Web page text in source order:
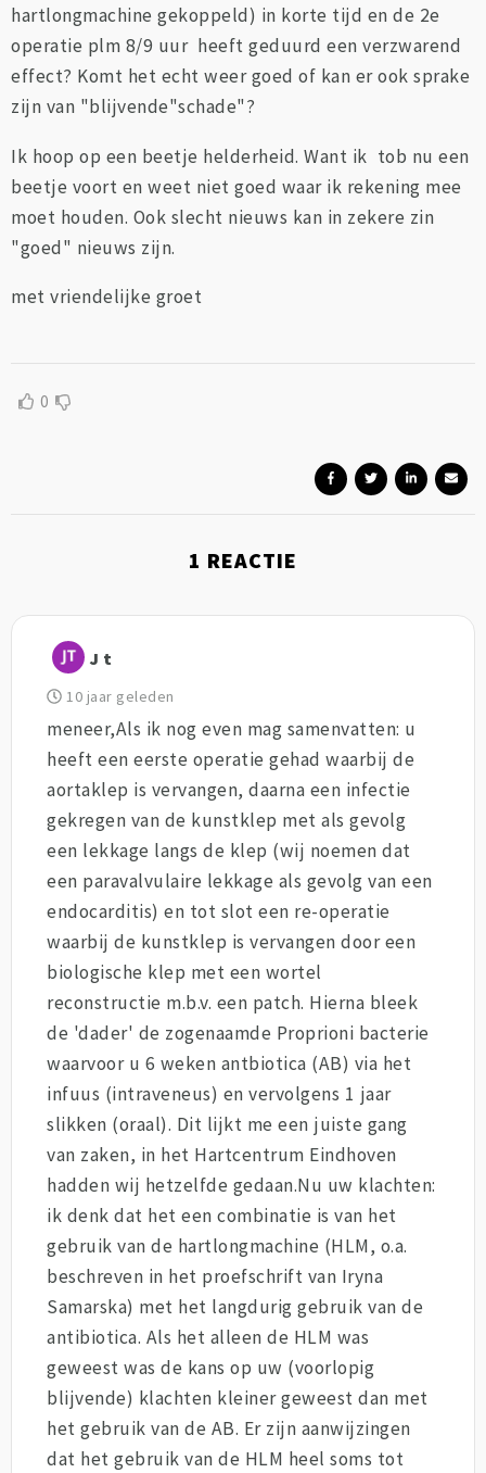
hartlongmachine gekoppeld) in korte tijd en de 2e
operatie plm 8/9 uur heeft geduurd een verzwarend
effect? Komt het echt weer goed of kan er ook sprake
zijn van "blijvende"schade"?
Ik hoop op een beetje helderheid. Want ik tob nu een
beetje voort en weet niet goed waar ik rekening mee
moet houden. Ook slecht nieuws kan in zekere zin
"goed" nieuws zijn.
met vriendelijke groet
0
1 REACTIE
J t
10 jaar geleden
meneer,Als ik nog even mag samenvatten: u
heeft een eerste operatie gehad waarbij de
aortaklep is vervangen, daarna een infectie
gekregen van de kunstklep met als gevolg
een lekkage langs de klep (wij noemen dat
een paravalvulaire lekkage als gevolg van een
endocarditis) en tot slot een re-operatie
waarbij de kunstklep is vervangen door een
biologische klep met een wortel
reconstructie m.b.v. een patch. Hierna bleek
de 'dader' de zogenaamde Proprioni bacterie
waarvoor u 6 weken antbiotica (AB) via het
infuus (intraveneus) en vervolgens 1 jaar
slikken (oraal). Dit lijkt me een juiste gang
van zaken, in het Hartcentrum Eindhoven
hadden wij hetzelfde gedaan.Nu uw klachten:
ik denk dat het een combinatie is van het
gebruik van de hartlongmachine (HLM, o.a.
beschreven in het proefschrift van Iryna
Samarska) met het langdurig gebruik van de
antibiotica. Als het alleen de HLM was
geweest was de kans op uw (voorlopig
blijvende) klachten kleiner geweest dan met
het gebruik van de AB. Er zijn aanwijzingen
dat het gebruik van de HLM heel soms tot